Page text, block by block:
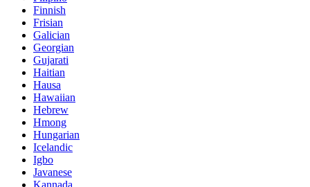
Finnish
Frisian
Galician
Georgian
Gujarati
Haitian
Hausa
Hawaiian
Hebrew
Hmong
Hungarian
Icelandic
Igbo
Javanese